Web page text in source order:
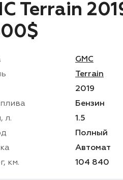
Terrain
GMC
Terrain
2019
Бензин
л.
1.5
Полный
Автомат
км.
104 840